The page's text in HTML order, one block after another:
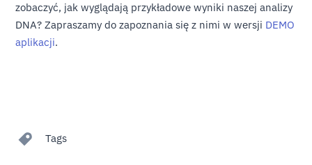
zobaczyć, jak wyglądają przykładowe wyniki naszej analizy
DNA? Zapraszamy do zapoznania się z nimi w wersji DEMO
aplikacji.
Tags